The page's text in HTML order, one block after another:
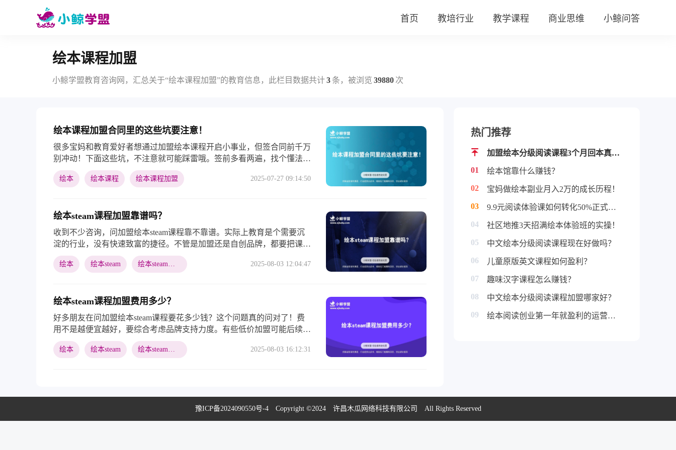
首页 教培行业 教学课程 商业思维 小鲸问答
绘本课程加盟
小鲸学盟教育咨询网，汇总关于“绘本课程加盟”的教育信息，此栏目数据共计3条，被浏览 39880 次
绘本课程加盟合同里的这些坑要注意！
很多宝妈和教育爱好者想通过加盟绘本课程开启小事业，但签合同前千万
别冲动！下面这些坑，不注意就可能踩雷哦。签前多看两遍，找个懂法的
朋友帮把关！保护好自己的小梦想呀！
绘本 绘本课程 绘本课程加盟 2025-07-27 09:14:50
绘本steam课程加盟靠谱吗？
收到不少咨询，问加盟绘本steam课程靠不靠谱。实际上教育是个需要沉
淀的行业，没有快速致富的捷径。不管是加盟还是自创品牌，都要把课程
质量放在第一位。
绘本 绘本steam 绘本steam课程 2025-08-03 12:04:47
绘本steam课程加盟费用多少？
好多朋友在问加盟绘本steam课程要花多少钱？这个问题真的问对了！费
用不是越便宜越好，要综合考虑品牌支持力度。有些低价加盟可能后续支
持不到位，反而影响运营。
绘本 绘本steam 绘本steam课程 2025-08-03 16:12:31
热门推荐
加盟绘本分级阅读课程3个月回本真实案例！
01
绘本馆靠什么赚钱？
02
宝妈做绘本副业月入2万的成长历程！
03
9.9元阅读体验课如何转化50%正式学员！
04
社区地推3天招满绘本体验班的实操！
05
中文绘本分级阅读课程现在好做吗？
06
儿童原版英文课程如何盈利？
07
趣味汉字课程怎么赚钱？
08
中文绘本分级阅读课程加盟哪家好？
09
绘本阅读创业第一年就盈利的运营秘诀！
豫ICP备2024090550号-4Copyright ©2024 许昌木瓜网络科技有限公司 All Rights Reserved